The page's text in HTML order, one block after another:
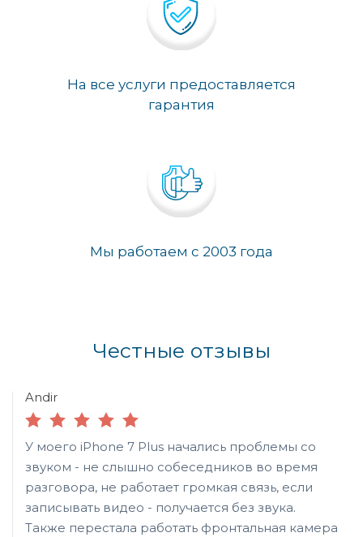
На все услуги предоставляется
гарантия
Мы работаем с 2003 года
Честные отзывы
Andir
У моего iPhone 7 Plus начались проблемы со
звуком - не слышно собеседников во время
разговора, не работает громкая связь, если
записывать видео - получается без звука.
Также перестала работать фронтальная камера